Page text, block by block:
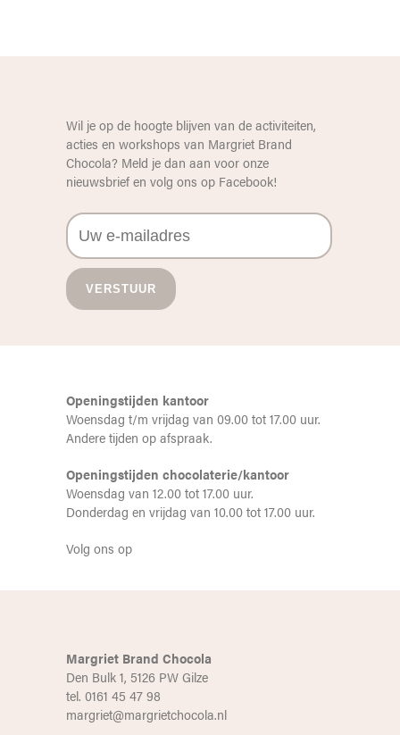
Wil je op de hoogte blijven van de activiteiten,
acties en workshops van Margriet Brand
Chocola? Meld je dan aan voor onze
nieuwsbrief en volg ons op Facebook!
Openingstijden kantoor
Woensdag t/m vrijdag van 09.00 tot 17.00 uur.
Andere tijden op afspraak.
Openingstijden chocolaterie/kantoor
Woensdag van 12.00 tot 17.00 uur.
Donderdag en vrijdag van 10.00 tot 17.00 uur.
Volg ons op
Margriet Brand Chocola
Den Bulk 1, 5126 PW Gilze
tel. 0161 45 47 98
margriet@margrietchocola.nl